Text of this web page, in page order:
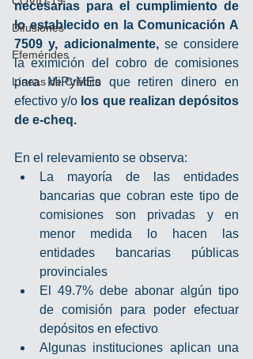
Difusiones
Efemérides
Líneas de Crédito
necesarias para el cumplimiento de
lo establecido en la Comunicación A
7509 y, adicionalmente, se considere
la eximición del cobro de comisiones
para MiPyMEs que retiren dinero en
efectivo y/o los que realizan depósitos
de e-cheq.
En el relevamiento se observa:
La mayoría de las entidades
bancarias que cobran este tipo de
comisiones son privadas y en
menor medida lo hacen las
entidades bancarias públicas
provinciales
El 49.7% debe abonar algún tipo
de comisión para poder efectuar
depósitos en efectivo
Algunas instituciones aplican una